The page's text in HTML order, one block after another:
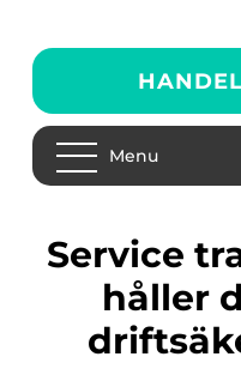
Menu
Service traktor säffle så
håller